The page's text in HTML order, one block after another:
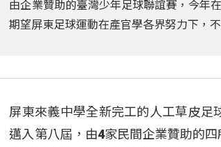
由企業贊助的臺灣少年足球聯誼賽，今年
期望屏東足球運動在產官學各界努力下，
屏東來義中學全新完工的人工草皮足
邁入第八屆，由4家民間企業贊助的